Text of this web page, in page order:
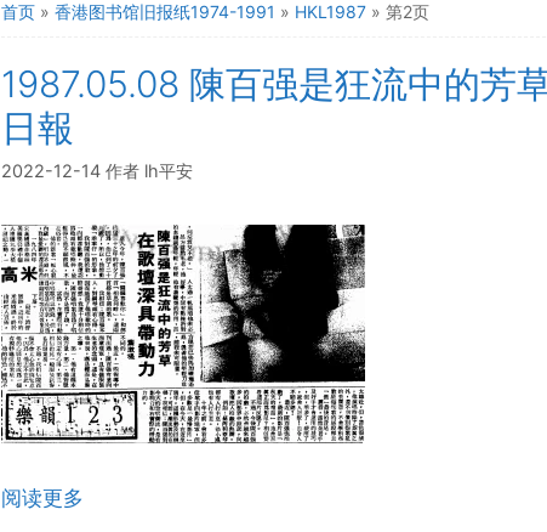
首页 » 香港图书馆旧报纸1974-1991 » HKL1987 » 第2页
1987.05.08 陳百强是狂流中的芳
日報
2022-12-14 作者 lh平安
阅读更多